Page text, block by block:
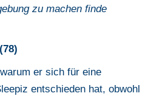
zu machen finde
er sich für eine
entschieden hat, obwohl